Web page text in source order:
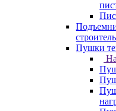
Пушки